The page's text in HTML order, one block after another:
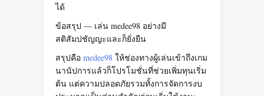
ได้
ข้อสรุป — เล่น medee98 อย่างมี
สติสัมปชัญญะและก็ยั่งยืน
สรุปคือ medee98 ให้ช่องทางผู้เล่นเข้าถึงเกม
นานัปการแล้วก็โปรโมชั่นที่ช่วยเพิ่มทุนเริ่ม
ต้น แต่ความปลอดภัยรวมทั้งการจัดการงบ